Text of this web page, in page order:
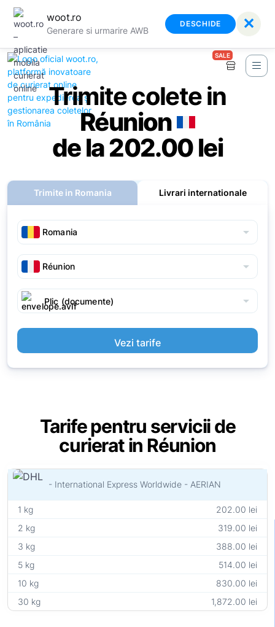
woot.ro
Generare si urmarire AWB
DESCHIDE ✕
SALE
Trimite colete in
Réunion
de la 202.00 lei
Trimite in Romania Livrari internationale
arrow_drop_down
arrow_drop_down
Plic (documente) arrow_drop_down
Vezi tarife
Tarife pentru servicii de
curierat in Réunion
- International Express Worldwide - AERIAN
1 kg
202.00 lei
2 kg
319.00 lei
3 kg
388.00 lei
5 kg
514.00 lei
10 kg
830.00 lei
30 kg
1,872.00 lei